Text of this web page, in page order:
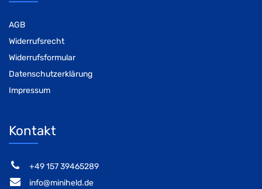
AGB
Widerrufsrecht
Widerrufsformular
Datenschutzerklärung
Impressum
Kontakt
‭+49 157 39465289‬
info@miniheld.de